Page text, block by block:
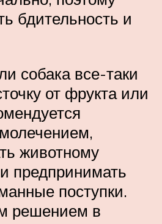
бдительность и
собака все-таки
от фрукта или
животному
предпринимать
поступки.
решением в